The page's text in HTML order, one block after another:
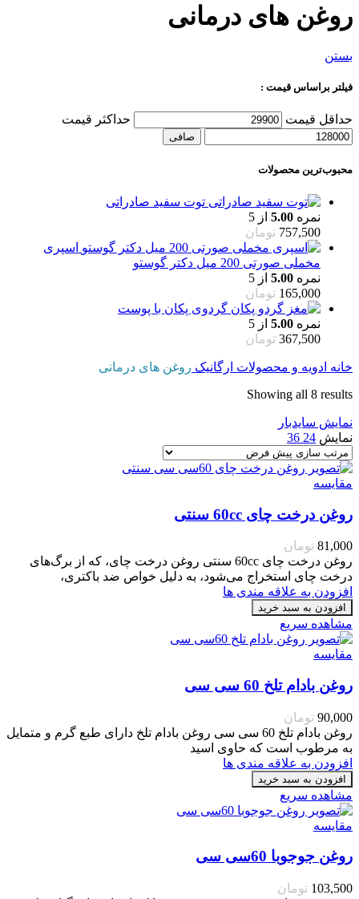
روغن های درمانی
بستن
فیلتر براساس قیمت :
حداقل قیمت حداكثر قيمت
صافی
محبوب‌ترین محصولات
توت سفید صادراتی
نمره 5.00 از 5
757,500 تومان
اسپری
مخملی صورتی 200 میل دکتر گوستو
نمره 5.00 از 5
165,000 تومان
گردوی پکان با پوست
نمره 5.00 از 5
367,500 تومان
خانه ادویه و محصولات ارگانیک روغن های درمانی
Showing all 8 results
نمایش سایدبار
نمایش 24
36
مقایسه
روغن درخت چای 60cc سنتی
81,000 تومان
روغن درخت چای 60cc سنتی روغن درخت چای، که از برگ‌های
درخت چای استخراج می‌شود، به دلیل خواص ضد باکتری،
افزودن به علاقه مندی ها
افزودن به سبد خرید
مشاهده سریع
مقایسه
روغن بادام تلخ 60 سی سی
90,000 تومان
روغن بادام تلخ 60 سی سی روغن بادام تلخ دارای طبع گرم و متمایل
به مرطوب است که حاوی اسید
افزودن به علاقه مندی ها
افزودن به سبد خرید
مشاهده سریع
مقایسه
روغن جوجوبا 60سی سی
103,500 تومان